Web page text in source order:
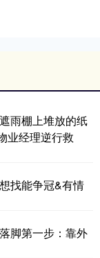
雨棚上堆放的纸
业经理逆行救
找能争冠&有情
脚第一步：靠外